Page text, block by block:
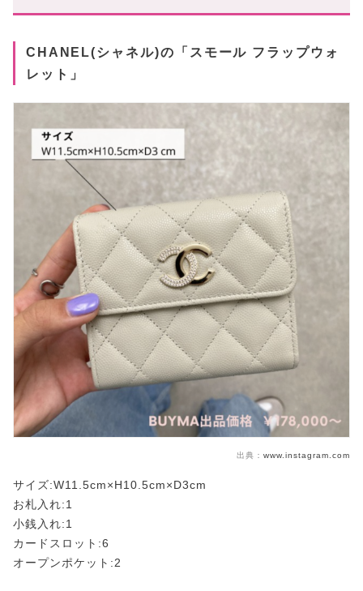
CHANEL(シャネル)の「スモール フラップウォ
レット」
出典： www.instagram.com
サイズ:W11.5cm×H10.5cm×D3cm
お札入れ:1
小銭入れ:1
カードスロット:6
オープンポケット:2